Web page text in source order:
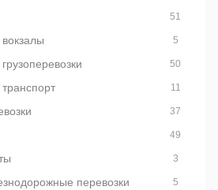
51
5
50
11
37
49
3
перевозки 5